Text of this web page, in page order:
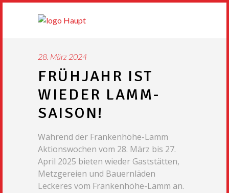
28. März 2024
FRÜHJAHR IST
WIEDER LAMM-
SAISON!
Während der Frankenhöhe-Lamm
Aktionswochen vom 28. März bis 27.
April 2025 bieten wieder Gaststätten,
Metzgereien und Bauernläden
Leckeres vom Frankenhöhe-Lamm an.